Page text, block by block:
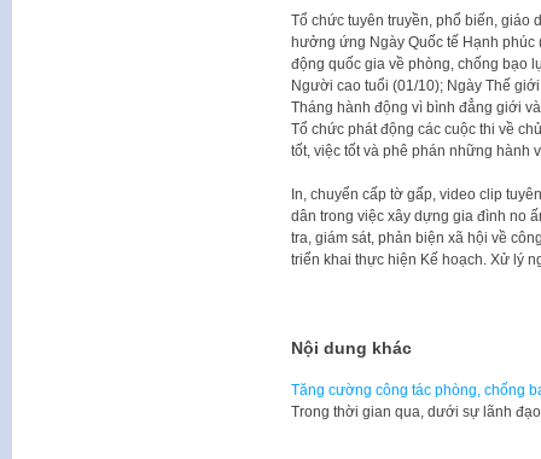
Tổ chức tuyên truyền, phổ biến, giáo
hưởng ứng Ngày Quốc tế Hạnh
động quốc gia về phòng, chống bạo
Người cao tuổi (01/10); Ngày Thế
Tháng hành động vì bình đẳng giới
Tổ chức phát động các cuộc thi về
tốt, việc tốt và phê phán những hành
In, chuyển cấp tờ gấp, video clip
dân trong việc xây dựng gia đình no
tra, giám sát, phản biện xã hội về
triển khai thực hiện Kế hoạch. Xử lý
Nội dung khác
Tăng cường công tác phòng, chống
​Trong thời gian qua, dưới sự lãnh